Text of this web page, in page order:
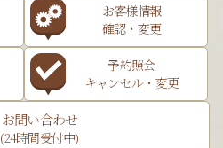
お客様情報
確認・変更
予約照会
キャンセル・変更
お問い合わせ
(24時間受付中)